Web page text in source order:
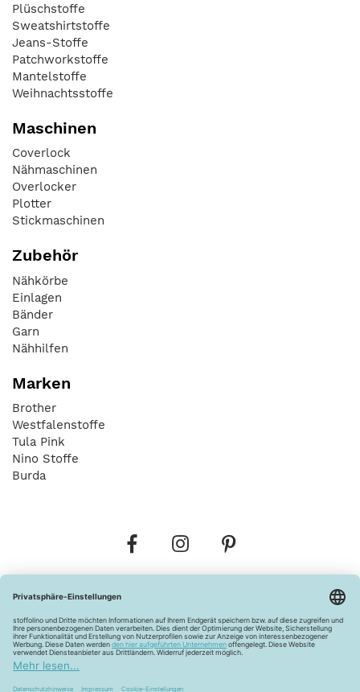
Plüschstoffe
Sweatshirtstoffe
Jeans-Stoffe
Patchworkstoffe
Mantelstoffe
Weihnachtsstoffe
Maschinen
Coverlock
Nähmaschinen
Overlocker
Plotter
Stickmaschinen
Zubehör
Nähkörbe
Einlagen
Bänder
Garn
Nähhilfen
Marken
Brother
Westfalenstoffe
Tula Pink
Nino Stoffe
Burda
Widerrufsbelehrung Vertrag widerrufen
Barrierefreiheitserklärung